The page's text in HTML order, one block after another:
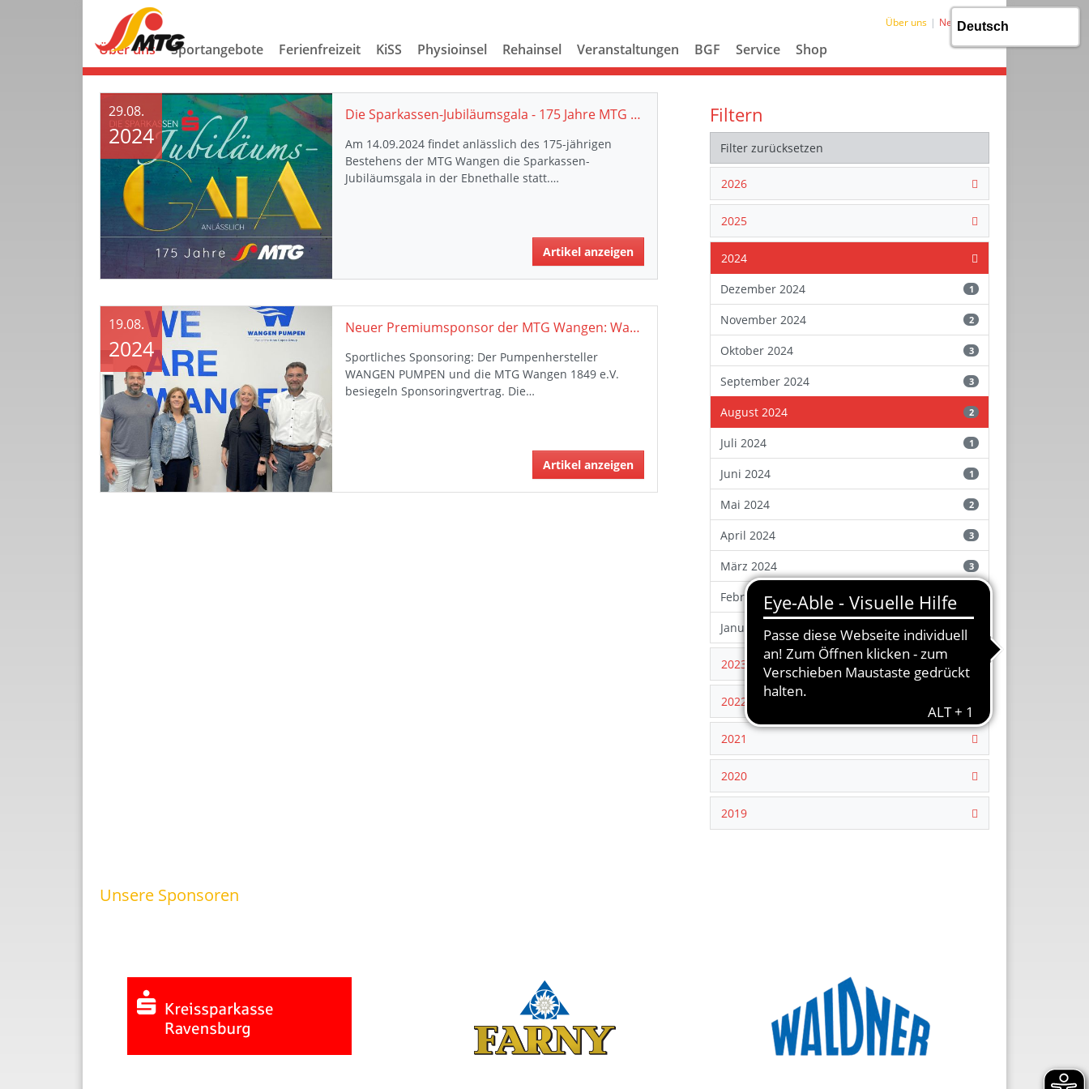
Über uns News
Über uns Sportangebote Ferienfreizeit KiSS Physioinsel Rehainsel Veranstaltungen BGF Service Shop
Die Sparkassen-Jubiläumsgala - 175 Jahre MTG Wangen
Am 14.09.2024 findet anlässlich des 175-jährigen
Bestehens der MTG Wangen die Sparkassen-
Jubiläumsgala in der Ebnethalle statt.…
Artikel anzeigen
29.08.
2024
Neuer Premiumsponsor der MTG Wangen: Wangen Pumpen
Sportliches Sponsoring: Der Pumpenhersteller
WANGEN PUMPEN und die MTG Wangen 1849 e.V.
besiegeln Sponsoringvertrag. Die…
Artikel anzeigen
19.08.
2024
Filtern
Filter zurücksetzen
2026
2025
2024
Dezember 2024
1
November 2024 2
Oktober 2024 3
September 2024 3
August 2024 2
Juli 2024 1
Juni 2024 1
Mai 2024 2
April 2024 3
März 2024 3
Februar 2024
Januar 2024
2023
2022
2021
2020
2019
Unsere Sponsoren